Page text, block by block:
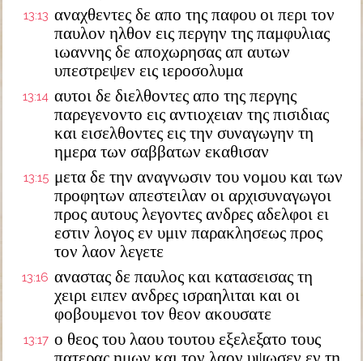
13:13 αναχθεντες δε απο της παφου οι περι τον
παυλον ηλθον εις περγην της παμφυλιας
ιωαννης δε αποχωρησας απ αυτων
υπεστρεψεν εις ιεροσολυμα
13:14 αυτοι δε διελθοντες απο της περγης
παρεγενοντο εις αντιοχειαν της πισιδιας
και εισελθοντες εις την συναγωγην τη
ημερα των σαββατων εκαθισαν
13:15 μετα δε την αναγνωσιν του νομου και των
προφητων απεστειλαν οι αρχισυναγωγοι
προς αυτους λεγοντες ανδρες αδελφοι ει
εστιν λογος εν υμιν παρακλησεως προς
τον λαον λεγετε
13:16 αναστας δε παυλος και κατασεισας τη
χειρι ειπεν ανδρες ισραηλιται και οι
φοβουμενοι τον θεον ακουσατε
13:17 ο θεος του λαου τουτου εξελεξατο τους